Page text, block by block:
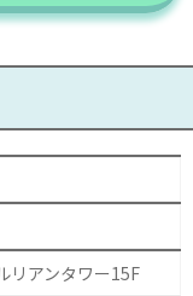
リアンタワー15F